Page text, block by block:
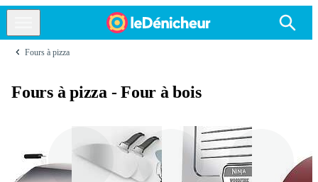
Fours à pizza
Fours à pizza - Four à bois